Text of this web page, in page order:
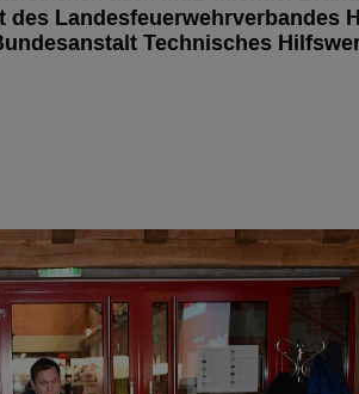
Landesfeuerwehrverbandes
Technisches